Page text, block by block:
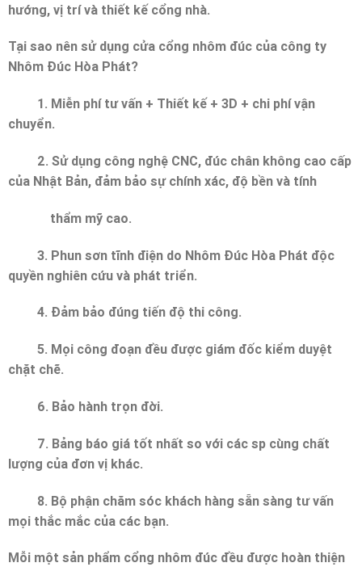
hướng, vị trí và thiết kế cổng nhà.
Tại sao nên sử dụng cửa cổng nhôm đúc của công ty
Nhôm Đúc Hòa Phát?
1. Miễn phí tư vấn + Thiết kế + 3D + chi phí vận
chuyển.
2. Sử dụng công nghệ CNC, đúc chân không cao cấp
của Nhật Bản, đảm bảo sự chính xác, độ bền và tính
thẩm mỹ cao.
3. Phun sơn tĩnh điện do Nhôm Đúc Hòa Phát độc
quyền nghiên cứu và phát triển.
4. Đảm bảo đúng tiến độ thi công.
5. Mọi công đoạn đều được giám đốc kiểm duyệt
chặt chẽ.
6. Bảo hành trọn đời.
7. Bảng báo giá tốt nhất so với các sp cùng chất
lượng của đơn vị khác.
8. Bộ phận chăm sóc khách hàng sẵn sàng tư vấn
mọi thắc mắc của các bạn.
Mỗi một sản phẩm cổng nhôm đúc đều được hoàn thiện